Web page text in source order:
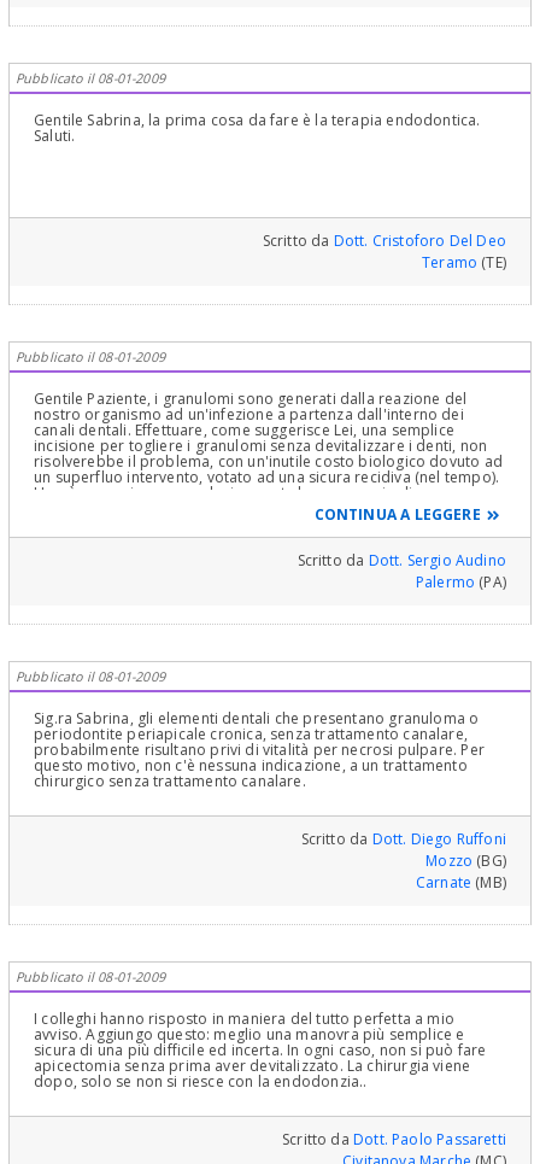
Pubblicato il 08-01-2009
Gentile Sabrina, la prima cosa da fare è la terapia endodontica.
Saluti.
Scritto da Dott. Cristoforo Del Deo
Teramo (TE)
Pubblicato il 08-01-2009
Gentile Paziente, i granulomi sono generati dalla reazione del
nostro organismo ad un'infezione a partenza dall'interno dei
canali dentali. Effettuare, come suggerisce Lei, una semplice
incisione per togliere i granulomi senza devitalizzare i denti, non
risolverebbe il problema, con un'inutile costo biologico dovuto ad
un superfluo intervento, votato ad una sicura recidiva (nel tempo).
Un pò come riparare esclusivamente la carrozzeria di
un'autovettura che ha avuto un'incidente stradale, a causa dei freni
guasti! Faccia effettuare quanto prima la terapia endodontica, ed
eventualmente solo in un momento successivo andranno rivalutate
le scelte chirurgiche (apicectomia e/o altro). AUGURI
CONTINUA A LEGGERE
Scritto da Dott. Sergio Audino
Palermo (PA)
Pubblicato il 08-01-2009
Sig.ra Sabrina, gli elementi dentali che presentano granuloma o
periodontite periapicale cronica, senza trattamento canalare,
probabilmente risultano privi di vitalità per necrosi pulpare. Per
questo motivo, non c'è nessuna indicazione, a un trattamento
chirurgico senza trattamento canalare.
Scritto da Dott. Diego Ruffoni
Mozzo (BG)
Carnate (MB)
Pubblicato il 08-01-2009
I colleghi hanno risposto in maniera del tutto perfetta a mio
avviso. Aggiungo questo: meglio una manovra più semplice e
sicura di una più difficile ed incerta. In ogni caso, non si può fare
apicectomia senza prima aver devitalizzato. La chirurgia viene
dopo, solo se non si riesce con la endodonzia..
Scritto daDott. Paolo Passaretti